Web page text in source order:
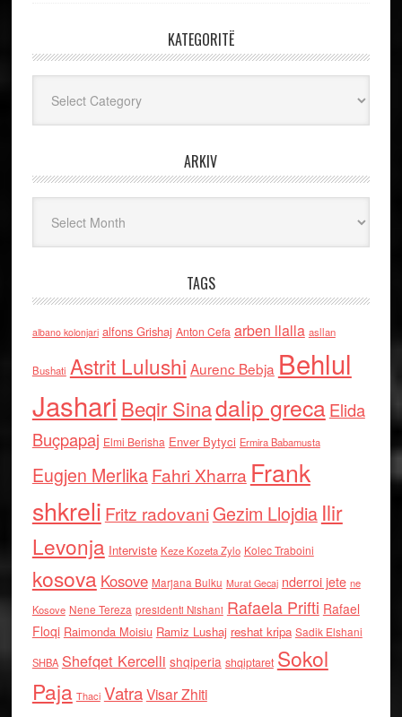
KATEGORITË
ARKIV
TAGS
albano kolonjari alfons Grishaj Anton Cefa arben llalla asllan
Bushati Astrit Lulushi Aurenc Bebja Behlul
Jashari Beqir Sinadalip grecaElida
Buçpapaj Elmi Berisha Enver Bytyci Ermira Babamusta
Eugjen MerlikaFahri Xharra Frank
shkreli Fritz radovaniGezim Llojdia Ilir
Levonja Interviste Keze Kozeta Zylo Kolec Traboini
kosova Kosove Marjana Bulku Murat Gecaj nderroi jete ne
Kosove Nene Tereza presidenti Nishani Rafaela Prifti Rafael
Floqi Raimonda Moisiu Ramiz Lushaj reshat kripa Sadik Elshani
SHBA Shefqet Kercelli shqiperia shqiptaret Sokol
Paja Thaci VatraVisar Zhiti